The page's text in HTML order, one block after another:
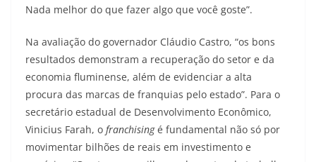
Nada melhor do que fazer algo que você goste”.
Na avaliação do governador Cláudio Castro, “os bons
resultados demonstram a recuperação do setor e da
economia fluminense, além de evidenciar a alta
procura das marcas de franquias pelo estado”. Para o
secretário estadual de Desenvolvimento Econômico,
Vinicius Farah, o franchisingé fundamental não só por
movimentar bilhões de reais em investimento e